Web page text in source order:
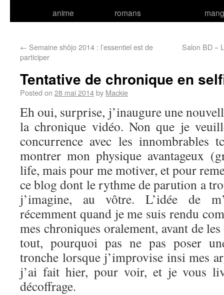
anime
romans
← Semaine shôjo 2014 : l’essentiel est de
participer
Salon BD «
Tentative de chronique en
Posted on 28 mai 2014by Mackie
Eh oui, surprise, j’inaugure une
la chronique vidéo. Non que je
concurrence avec les innombrables
montrer mon physique avantageux
life, mais pour me motiver, et pour
ce blog dont le rythme de parution a
j’imagine, au vôtre. L’idée de
récemment quand je me suis rendu
mes chroniques oralement, avant de
tout, pourquoi pas ne pas poser
tronche lorsque j’improvise insi mes
j’ai fait hier, pour voir, et je vous
décoffrage.